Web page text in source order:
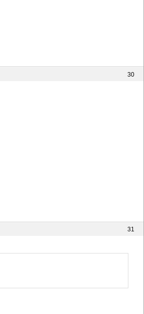
30
31